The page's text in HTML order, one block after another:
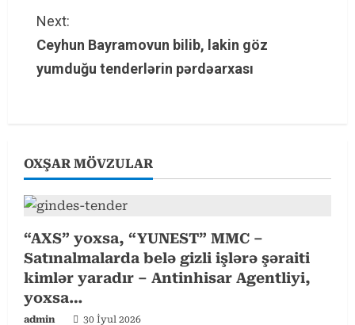
t
i
n
e
R
e
a
d
i
Next:
Ceyhun Bayramovun bilib, lakin göz
yumduğu tenderlərin pərdəarxası
OXŞAR MÖVZULAR
“AXS” yoxsa, “YUNEST” MMC –
Satınalmalarda belə gizli işlərə şəraiti
kimlər yaradır – Antinhisar Agentliyi,
yoxsa…
admin 30 İyul 2026